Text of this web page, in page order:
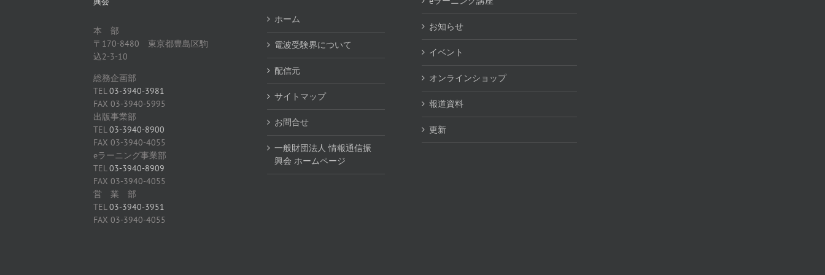
本 部
〒170-8480 東京都豊島区駒
込2-3-10
総務企画部
TEL03-3940-3981
FAX 03-3940-5995
出版事業部
TEL03-3940-8900
FAX 03-3940-4055
eラーニング事業部
TEL03-3940-8909
FAX 03-3940-4055
営 業 部
TEL03-3940-3951
FAX 03-3940-4055
ホーム
電波受験界について
配信元
サイトマップ
お問合せ
一般財団法人 情報通信振
興会 ホームページ
お知らせ
イベント
オンラインショップ
報道資料
更新